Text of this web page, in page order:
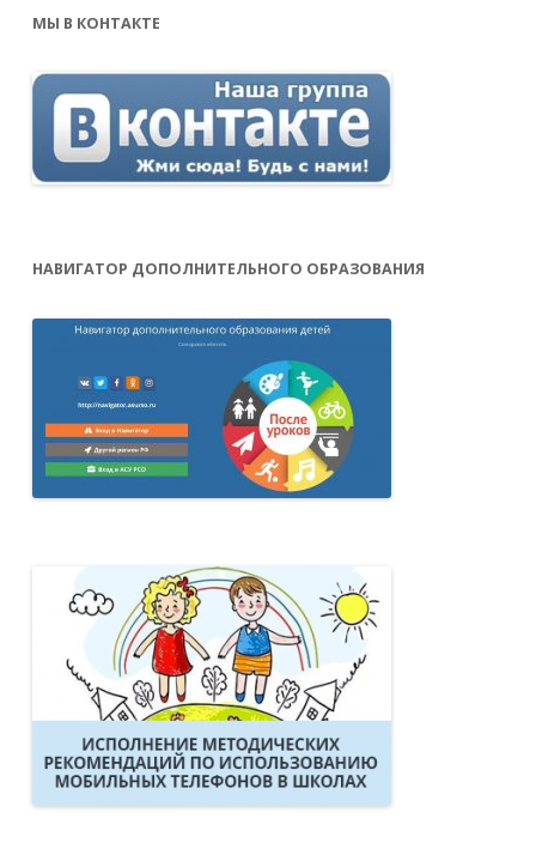
МЫ В КОНТАКТЕ
НАВИГАТОР ДОПОЛНИТЕЛЬНОГО ОБРАЗОВАНИЯ